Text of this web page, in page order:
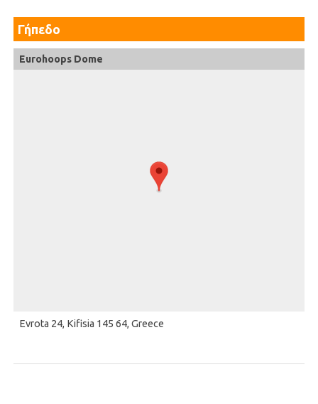
Γήπεδο
Eurohoops Dome
Evrota 24, Kifisia 145 64, Greece